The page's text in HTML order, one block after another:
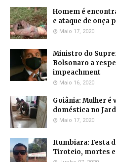
Homem é
e ataque de onça
Maio 17, 2020
Ministro do
Bolsonaro a
impeachment
Maio 16, 2020
Goiânia: Mulher é
doméstica no
Maio 17, 2020
Itumbiara: Festa
Tiroteio, mortes